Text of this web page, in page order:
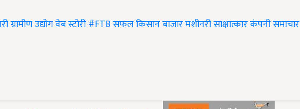
ग्रामीण उद्योगवेब स्टोरी#FTBसफल किसानबाजारमशीनरीसाक्षात्कारकंपनी समाचार